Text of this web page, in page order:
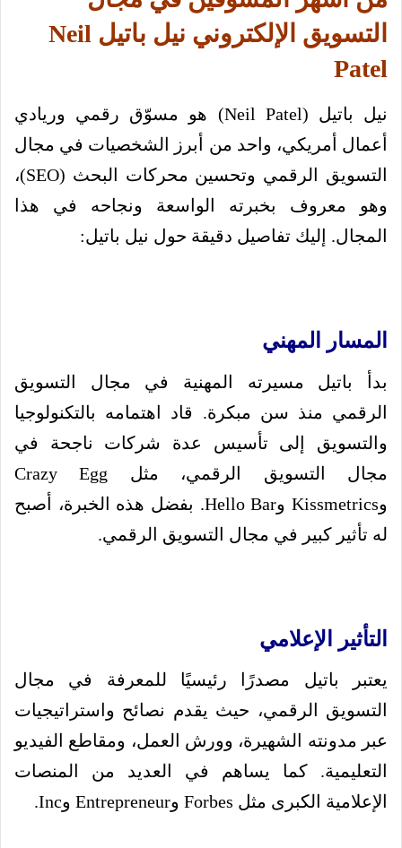
التسويق الإلكتروني نيل باتيل Neil
Patel
نيل باتيل (Neil Patel) هو مسوّق رقمي وريادي
أعمال أمريكي، واحد من أبرز الشخصيات في مجال
التسويق الرقمي وتحسين محركات البحث (SEO)،
وهو معروف بخبرته الواسعة ونجاحه في هذا
المجال. إليك تفاصيل دقيقة حول نيل باتيل:
المسار المهني
بدأ باتيل مسيرته المهنية في مجال التسويق
الرقمي منذ سن مبكرة. قاد اهتمامه بالتكنولوجيا
والتسويق إلى تأسيس عدة شركات ناجحة في
مجال التسويق الرقمي، مثل Crazy Egg
وKissmetrics وHello Bar. بفضل هذه الخبرة، أصبح
له تأثير كبير في مجال التسويق الرقمي.
التأثير الإعلامي
يعتبر باتيل مصدرًا رئيسيًا للمعرفة في مجال
التسويق الرقمي، حيث يقدم نصائح واستراتيجيات
عبر مدونته الشهيرة، وورش العمل، ومقاطع الفيديو
التعليمية. كما يساهم في العديد من المنصات
الإعلامية الكبرى مثل Forbes وEntrepreneur وInc.